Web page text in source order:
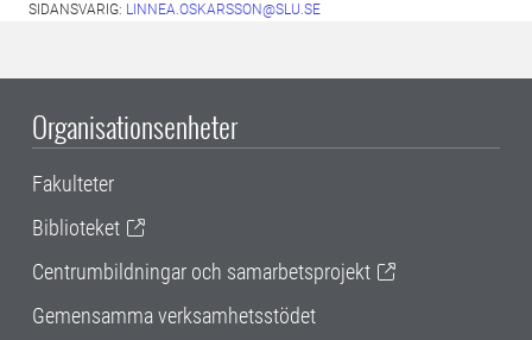
SIDANSVARIG: LINNEA.OSKARSSON@SLU.SE
Organisationsenheter
Fakulteter
Biblioteket
Centrumbildningar och samarbetsprojekt
Gemensamma verksamhetsstödet